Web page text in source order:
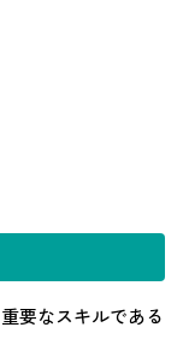
要なスキルである